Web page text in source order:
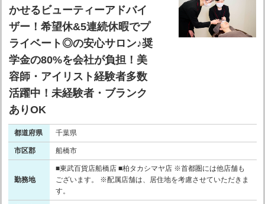
かせるビューティーアドバイ
ザー！希望休&5連続休暇でプ
ライベート◎の安心サロン♪奨
学金の80%を会社が負担！美
容師・アイリスト経験者多数
活躍中！未経験者・ブランク
ありOK
都道府県 千葉県
市区郡 船橋市
勤務地
■東武百貨店船橋店 ■柏タカシマヤ店 ※首都圏には他店舗も
ございます。 ※配属店舗は、居住地を考慮させていただきま
す。